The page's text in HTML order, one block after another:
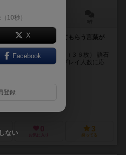
を説明してお題を答えてもらう言葉が
（１５枚） お題カード（３６枚） 語石
ガイド ①語石を配る プレイ人数に応
お気に入り
3
持ってる
10秒）
X
Facebook
登録
ない